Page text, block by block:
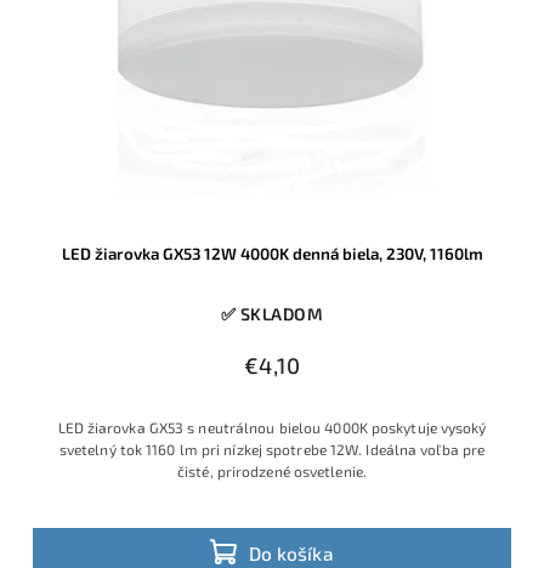
LED žiarovka GX53 12W 4000K denná biela, 230V, 1160lm
✅ SKLADOM
€4,10
Do košíka
LED žiarovka GX53 s neutrálnou bielou 4000K poskytuje vysoký
svetelný tok 1160 lm pri nízkej spotrebe 12W. Ideálna voľba pre
čisté, prirodzené osvetlenie.